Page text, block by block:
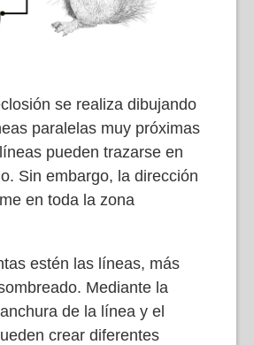
se realiza dibujando
paralelas muy próximas
pueden trazarse en
Sin embargo, la dirección
en toda la zona
estén las líneas, más
Mediante la
de la línea y el
crear diferentes